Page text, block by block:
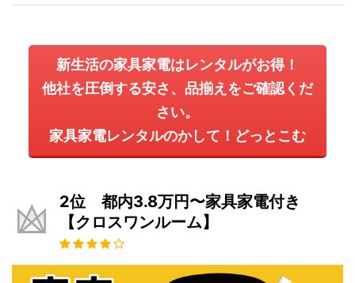
新生活の家具家電はレンタルがお得！
他社を圧倒する安さ、品揃えをご確認くだ
さい。
家具家電レンタルのかして！どっとこむ
2位 都内3.8万円〜家具家電付き
【クロスワンルーム】